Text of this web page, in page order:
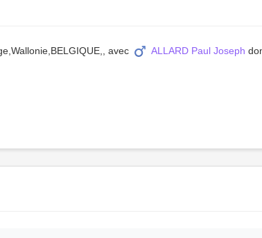
avec ALLARD Paul Joseph